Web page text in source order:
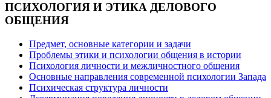
ПСИХОЛОГИЯ И ЭТИКА ДЕЛОВОГО
ОБЩЕНИЯ
Предмет, основные категории и задачи
Проблемы этики и психологии общения в истории
Психология личности и межличностного общения
Основные направления современной психологии Запада
Психическая структура личности